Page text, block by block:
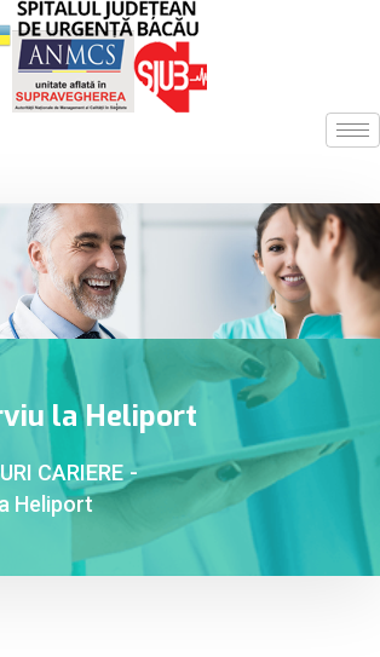
la Heliport
CARIERE -
Heliport